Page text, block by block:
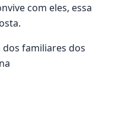
com eles, essa
familiares dos